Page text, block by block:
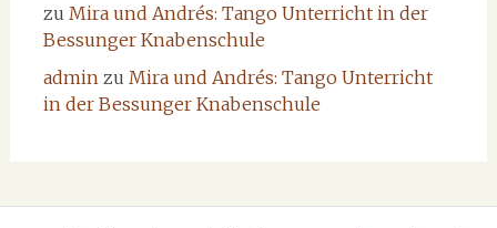
zu Mira und Andrés: Tango Unterricht in der
Bessunger Knabenschule
admin zu Mira und Andrés: Tango Unterricht
in der Bessunger Knabenschule